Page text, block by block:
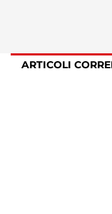
ARTICOLI